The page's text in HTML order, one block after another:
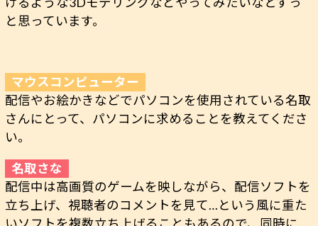
と思っています。
配信やお絵かきなどでパソコンを使用されている名取
さんにとって、パソコンに求めることを教えてくださ
い。
配信中は高画質のゲームを映しながら、配信ソフトを
立ち上げ、視聴者のコメントを見て…という風に重た